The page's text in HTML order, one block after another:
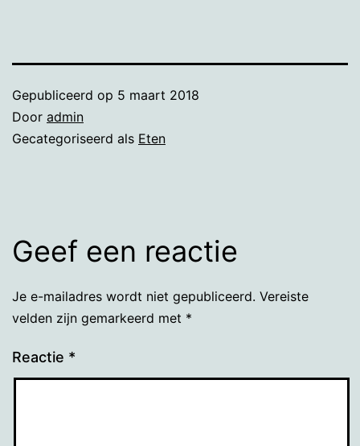
Gepubliceerd op 5 maart 2018
Door admin
Gecategoriseerd als Eten
Geef een reactie
Je e-mailadres wordt niet gepubliceerd. Vereiste
velden zijn gemarkeerd met *
Reactie *